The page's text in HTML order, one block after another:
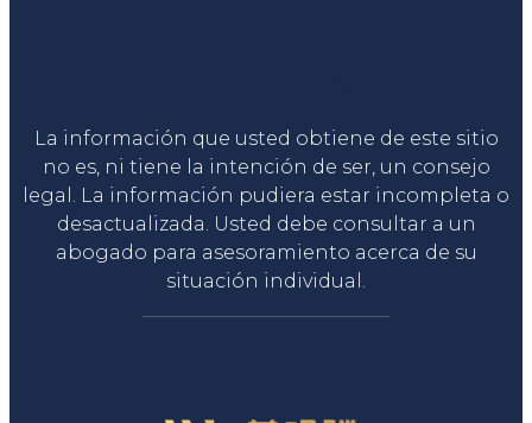
La información que usted obtiene de este sitio
no es, ni tiene la intención de ser, un consejo
legal. La información pudiera estar incompleta o
desactualizada. Usted debe consultar a un
abogado para asesoramiento acerca de su
situación individual.